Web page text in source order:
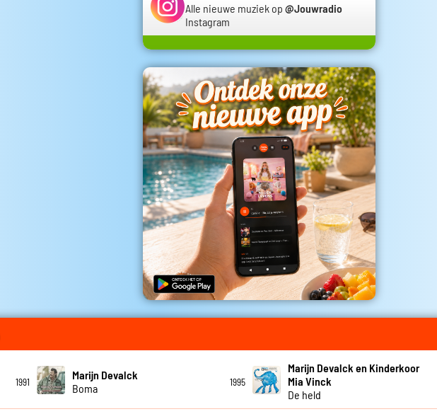
Alle nieuwe muziek op @Jouwradio
Instagram
1991
Marijn Devalck
Boma
1995
Marijn Devalck en Kinderkoor
Mia Vinck
De held